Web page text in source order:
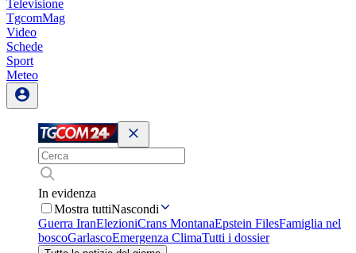
Televisione
TgcomMag
Video
Schede
Sport
Meteo
In evidenza
Mostra tuttiNascondi
Guerra IranElezioniCrans MontanaEpstein FilesFamiglia nel
boscoGarlascoEmergenza ClimaTutti i dossier